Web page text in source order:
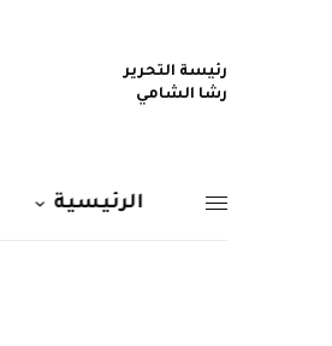
رئيسة التحرير
رشا الشامي
الرئيسية